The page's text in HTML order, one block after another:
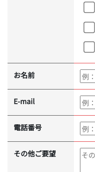
お名前
E-mail
電話番号
その他ご要望